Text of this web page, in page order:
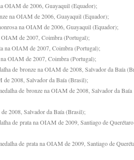
OIAM de 2006, Guayaquil (Equador);
na OIAM de 2006, Guayaquil (Equador);
na OIAM de 2006, Guayaquil (Equador);
OIAM de 2007, Coimbra (Portugal);
na OIAM de 2007, Coimbra (Portugal);
OIAM de 2007, Coimbra (Portugal);
de bronze na OIAM de 2008, Salvador da Baía
2008, Salvador da Baía (Brasil);
de bronze na OIAM de 2008, Salvador da Baía
2008, Salvador da Baía (Brasil);
de prata na OIAM de 2009, Santiago de Querétaro
de prata na OIAM de 2009, Santiago de